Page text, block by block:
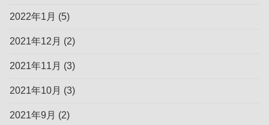
2022年1月 (5)
2021年12月 (2)
2021年11月 (3)
2021年10月 (3)
2021年9月 (2)